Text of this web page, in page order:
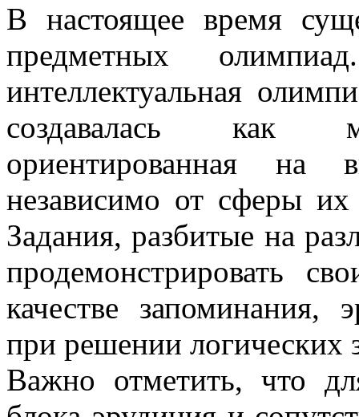
В настоящее время
предметных
интеллектуальная
создавалась как
ориентированная на
независимо от сферы
Задания, разбитые на
продемонстрировать
качестве запоминания,
при решении логических
Важно отметить, что